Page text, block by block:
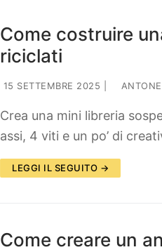
Come costruire
riciclati
15 SETTEMBRE 2025
Crea una mini libreria
assi, 4 viti e un po’ di
LEGGI IL SEGUITO →
Come creare un